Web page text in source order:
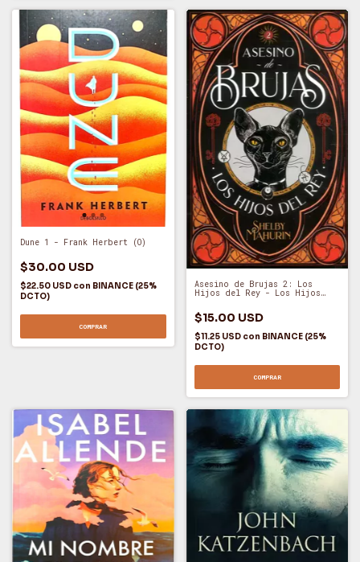
Dune 1 - Frank Herbert (O)
$30.00 USD
$22.50 USD con BINANCE (25%
DCTO)
COMPRAR
Asesino de Brujas 2: Los
Hijos del Rey - Los Hijos
$15.00 USD
$11.25 USD con BINANCE (25%
DCTO)
COMPRAR